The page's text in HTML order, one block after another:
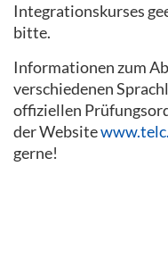
Integrationskurses
bitte.
Informationen zum
verschiedenen
offiziellen
der Website
gerne!